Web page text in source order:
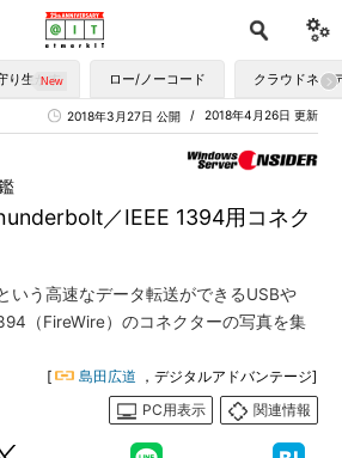
り生かす ロー/ノーコード クラウドネイ
2018年4月26日 更新
2018年3月27日 公開
／IEEE 1394用コネク
いう高速なデータ転送ができるUSBや
（FireWire）のコネクターの写真を集
[ 島田広道 ，デジタルアドバンテージ]
PC用表示
関連情報